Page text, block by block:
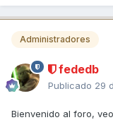
Administradores
fededb
Publicado 29
Bienvenido al foro,